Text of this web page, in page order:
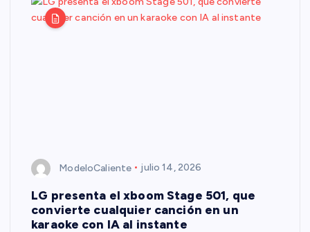
ModeloCaliente julio 14, 2026
LG presenta el xboom Stage 501, que
convierte cualquier canción en un
karaoke con IA al instante